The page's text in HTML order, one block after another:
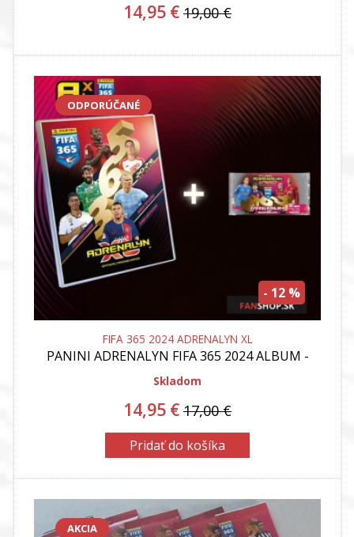
14,95 € 19,00 €
- 12 %
ODPORÚČANÉ
FIFA 365 2024 ADRENALYN XL
PANINI ADRENALYN FIFA 365 2024 ALBUM -
Skladom
14,95 € 17,00 €
Pridať do košíka
AKCIA